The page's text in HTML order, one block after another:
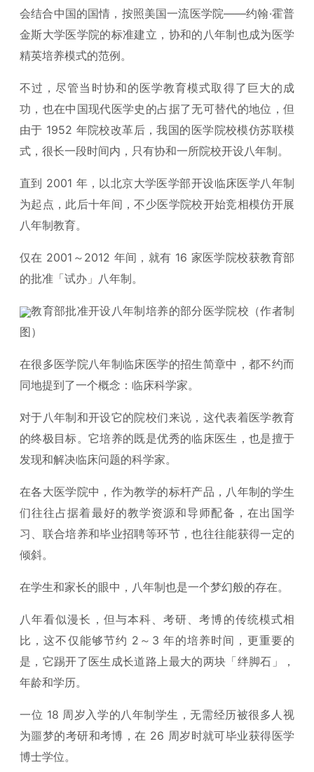
会结合中国的国情，按照美国一流医学院——约翰·霍普
金斯大学医学院的标准建立，协和的八年制也成为医学
精英培养模式的范例。
不过，尽管当时协和的医学教育模式取得了巨大的成
功，也在中国现代医学史的占据了无可替代的地位，但
由于 1952 年院校改革后，我国的医学院校模仿苏联模
式，很长一段时间内，只有协和一所院校开设八年制。
直到 2001 年，以北京大学医学部开设临床医学八年制
为起点，此后十年间，不少医学院校开始竞相模仿开展
八年制教育。
仅在 2001～2012 年间，就有 16 家医学院校获教育部
的批准「试办」八年制。
教育部批准开设八年制培养的部分医学院校（作者制
图）
在很多医学院八年制临床医学的招生简章中，都不约而
同地提到了一个概念：临床科学家。
对于八年制和开设它的院校们来说，这代表着医学教育
的终极目标。它培养的既是优秀的临床医生，也是擅于
发现和解决临床问题的科学家。
在各大医学院中，作为教学的标杆产品，八年制的学生
们往往占据着最好的教学资源和导师配备，在出国学
习、联合培养和毕业招聘等环节，也往往能获得一定的
倾斜。
在学生和家长的眼中，八年制也是一个梦幻般的存在。
八年看似漫长，但与本科、考研、考博的传统模式相
比，这不仅能够节约 2～3 年的培养时间，更重要的
是，它踢开了医生成长道路上最大的两块「绊脚石」，
年龄和学历。
一位 18 周岁入学的八年制学生，无需经历被很多人视
为噩梦的考研和考博，在 26 周岁时就可毕业获得医学
博士学位。